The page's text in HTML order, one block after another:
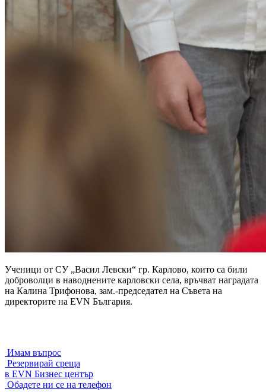
Ученици от СУ „Васил Левски“ гр. Карлово, които са били
доброволци в наводнените карловски села, връчват наградата
на Калина Трифонова, зам.-председател на Съвета на
директорите на EVN България.
Имам въпрос
Резервирай среща
в EVN Бизнес център
Обадете ни се на телефон